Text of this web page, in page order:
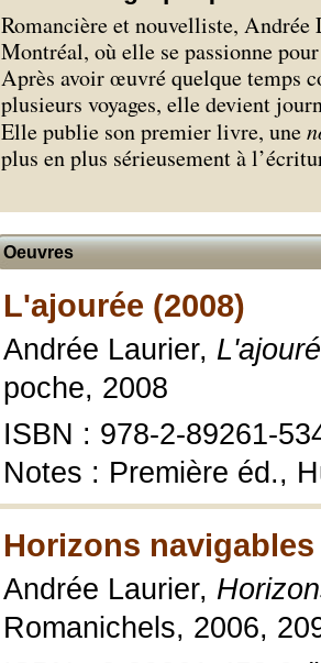
Romancière et nouvelliste,
Montréal, où elle se passionne
Après avoir œuvré quelque temps
plusieurs voyages, elle devient
Elle publie son premier livre, une
plus en plus sérieusement à
Oeuvres
L'ajourée (2008)
Andrée Laurier,
poche, 2008
ISBN : 978-2-89261-
Notes : Première éd.,
Horizons navigables
Andrée Laurier,
Romanichels, 2006,